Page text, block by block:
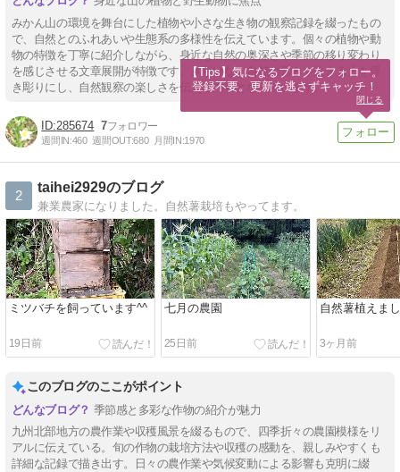
みかん山の環境を舞台にした植物や小さな生き物の観察記録を綴ったもの
で、自然とのふれあいや生態系の多様性を伝えています。個々の植物や動
物の特徴を丁寧に紹介しながら、身近な自然の奥深さや季節の移り変わり
を感じさせる文章展開が特徴です。さりげなく自然の営みや生きる力を浮
き彫りにし、自然観察の楽しさを伝える内容となっています。
285674 7
週間IN:460 週間OUT:680 月間IN:1970
2
taihei2929のブログ
兼業農家になりました。自然薯栽培もやってます。
ミツバチを飼っています^^
19日前
七月の農園
25日前
自然薯植えま
3ヶ月前
このブログのここがポイント
季節感と多彩な作物の紹介が魅力
九州北部地方の農作業や収穫風景を綴るもので、四季折々の農園模様をリ
アルに伝えている。旬の作物の栽培方法や収穫の感動を、親しみやすくも
詳細な記録で描き出す。日々の農作業や気候変動による影響も克明に綴
【Tips】気になるブログをフォロー。
登録不要。更新を逃さずキャッチ！
閉じる